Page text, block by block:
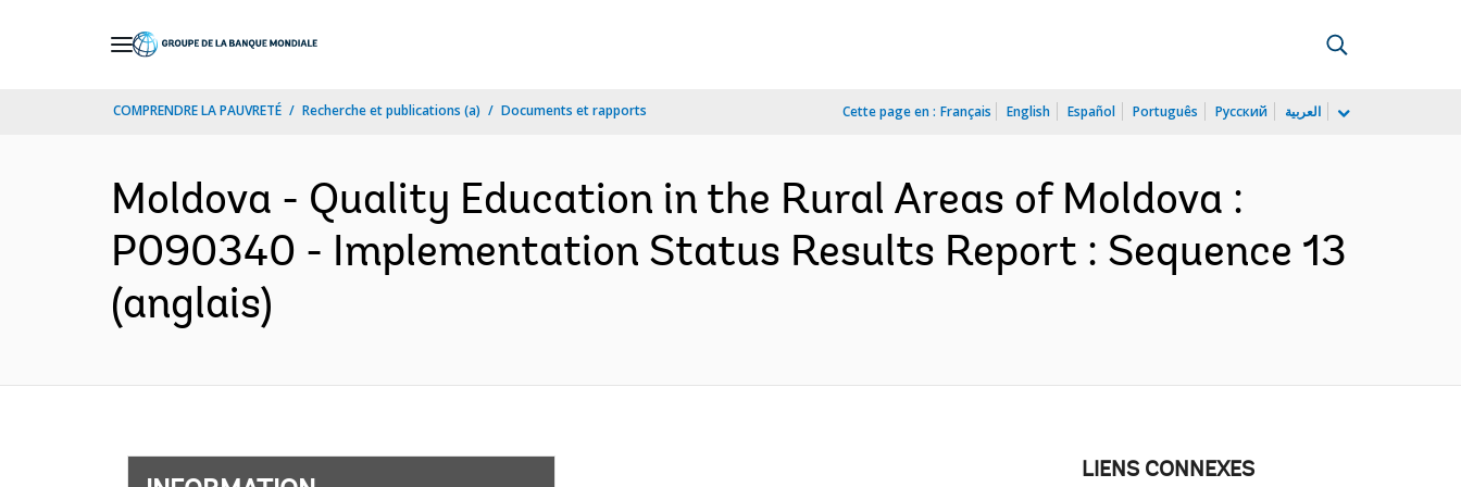
COMPRENDRE LA PAUVRETÉ Recherche et publications (a) Documents et rapports Cette page en : Français English Español Português Русский العربية
Moldova - Quality Education in the Rural Areas of Moldova :
P090340 - Implementation Status Results Report : Sequence 13
(anglais)
LIENS CONNEXES